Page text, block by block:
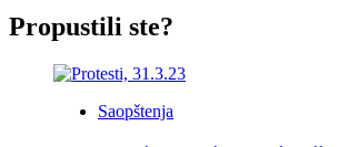
Propustili ste?
Saopštenja